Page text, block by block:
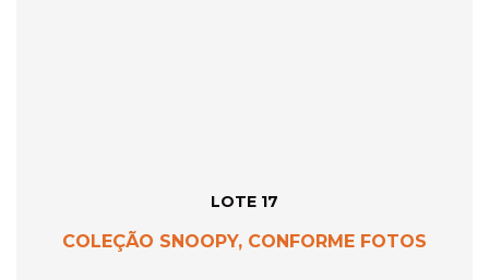
LOTE 17
COLEÇÃO SNOOPY, CONFORME FOTOS